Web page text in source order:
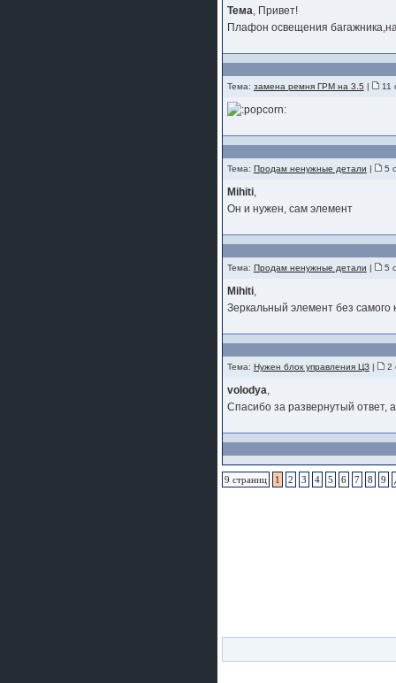
Тема, Привет!
Плафон освещения
Тема: замена ремня ГРМ на 3.5 | 11
Тема: Продам ненужные детали | 5
Mihiti,
Он и нужен, сам элемент
Тема: Продам ненужные детали | 5
Mihiti,
Зеркальный элемент без самого
Тема: Нужен блок управления ЦЗ| 2
volodya,
Спасибо за развернутый ответ,
9 страниц 1 2 3 4 5 6 7 8 9